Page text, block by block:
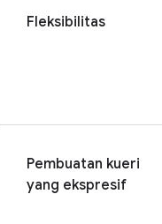
Fleksibilitas
Pembuatan kueri
yang ekspresif